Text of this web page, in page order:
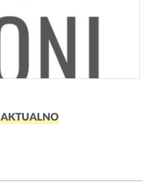
AKTUALNO